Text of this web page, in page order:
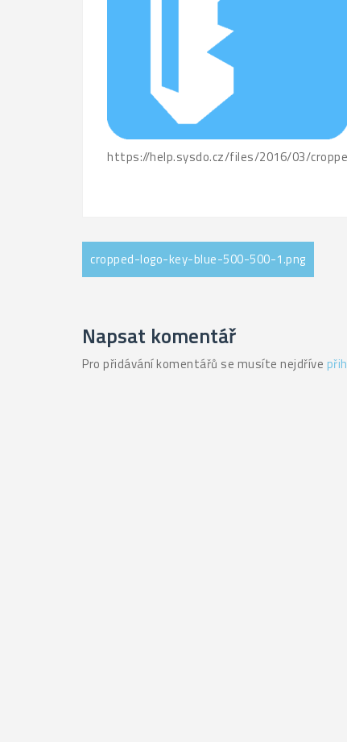
https://help.sysdo.cz/files/2016/03/
Navigace
pro
cropped-logo-key-blue-500-500-1.png
Napsat komentář
Pro přidávání komentářů se musíte nejdříve